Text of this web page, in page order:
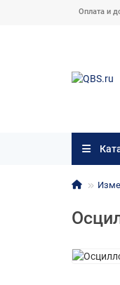
Оплата и